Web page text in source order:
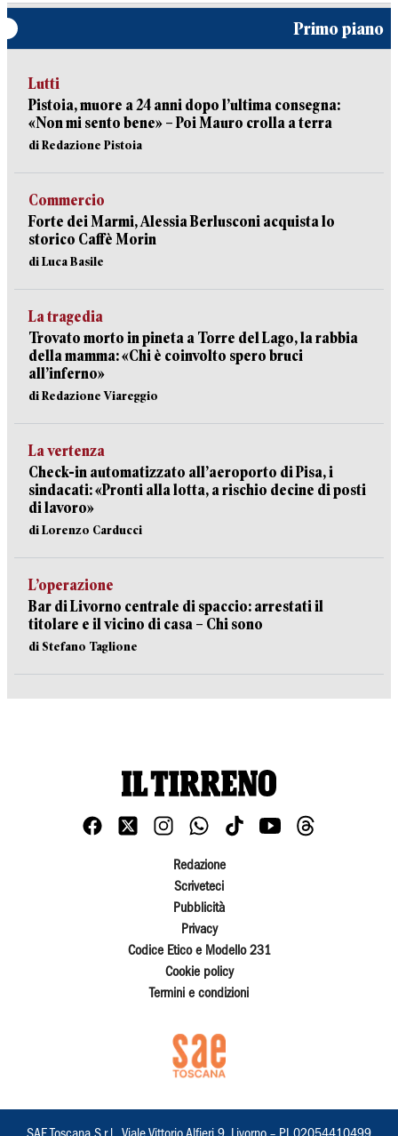
Primo piano
Lutti
Pistoia, muore a 24 anni dopo l’ultima consegna:
«Non mi sento bene» – Poi Mauro crolla a terra
di Redazione Pistoia
Commercio
Forte dei Marmi, Alessia Berlusconi acquista lo
storico Caffè Morin
di Luca Basile
La tragedia
Trovato morto in pineta a Torre del Lago, la rabbia
della mamma: «Chi è coinvolto spero bruci
all’inferno»
di Redazione Viareggio
La vertenza
Check-in automatizzato all’aeroporto di Pisa, i
sindacati: «Pronti alla lotta, a rischio decine di posti
di lavoro»
di Lorenzo Carducci
L’operazione
Bar di Livorno centrale di spaccio: arrestati il
titolare e il vicino di casa – Chi sono
di Stefano Taglione
Redazione
Scriveteci
Pubblicità
Privacy
Codice Etico e Modello 231
Cookie policy
Termini e condizioni